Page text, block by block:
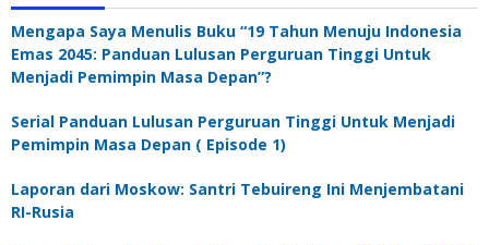
Mengapa Saya Menulis Buku “19 Tahun Menuju Indonesia
Emas 2045: Panduan Lulusan Perguruan Tinggi Untuk
Menjadi Pemimpin Masa Depan”?
Serial Panduan Lulusan Perguruan Tinggi Untuk Menjadi
Pemimpin Masa Depan ( Episode 1)
Laporan dari Moskow: Santri Tebuireng Ini Menjembatani
RI-Rusia